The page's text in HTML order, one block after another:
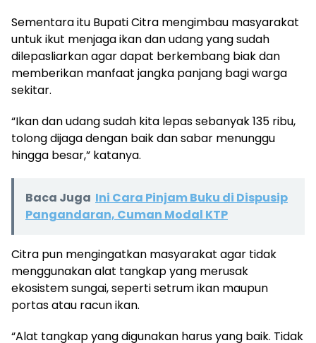
Sementara itu Bupati Citra mengimbau masyarakat
untuk ikut menjaga ikan dan udang yang sudah
dilepasliarkan agar dapat berkembang biak dan
memberikan manfaat jangka panjang bagi warga
sekitar.
“Ikan dan udang sudah kita lepas sebanyak 135 ribu,
tolong dijaga dengan baik dan sabar menunggu
hingga besar,” katanya.
Baca Juga Ini Cara Pinjam Buku di Dispusip
Pangandaran, Cuman Modal KTP
Citra pun mengingatkan masyarakat agar tidak
menggunakan alat tangkap yang merusak
ekosistem sungai, seperti setrum ikan maupun
portas atau racun ikan.
“Alat tangkap yang digunakan harus yang baik. Tidak